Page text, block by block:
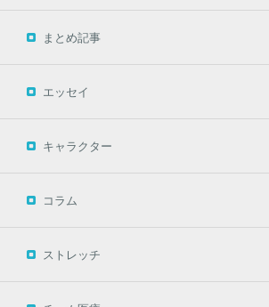
まとめ記事
エッセイ
キャラクター
コラム
ストレッチ